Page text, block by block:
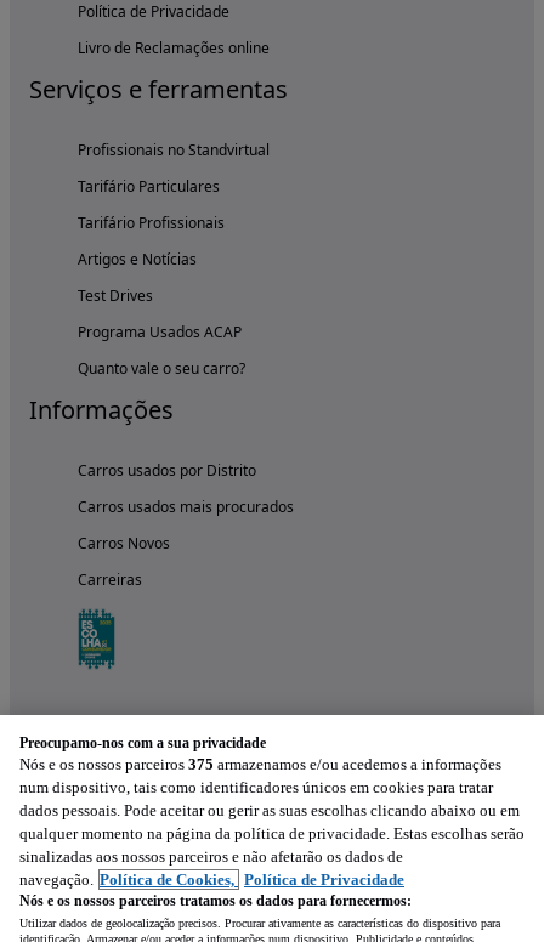
Política de Privacidade
Livro de Reclamações online
Serviços e ferramentas
Profissionais no Standvirtual
Tarifário Particulares
Tarifário Profissionais
Artigos e Notícias
Test Drives
Programa Usados ACAP
Quanto vale o seu carro?
Informações
Carros usados por Distrito
Carros usados mais procurados
Carros Novos
Carreiras
Experimenta a aplicação
Preocupamo-nos com a sua privacidade
Nós e os nossos parceiros 375 armazenamos e/ou acedemos a informações
num dispositivo, tais como identificadores únicos em cookies para tratar
dados pessoais. Pode aceitar ou gerir as suas escolhas clicando abaixo ou em
qualquer momento na página da política de privacidade. Estas escolhas serão
sinalizadas aos nossos parceiros e não afetarão os dados de
navegação. Política de Cookies, Política de Privacidade
Nós e os nossos parceiros tratamos os dados para fornecermos:
Utilizar dados de geolocalização precisos. Procurar ativamente as características do dispositivo para
identificação. Armazenar e/ou aceder a informações num dispositivo. Publicidade e conteúdos